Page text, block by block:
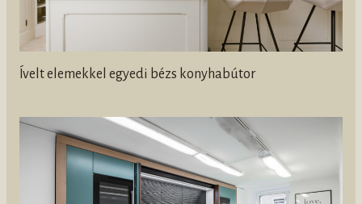
Ívelt elemekkel egyedi bézs konyhabútor